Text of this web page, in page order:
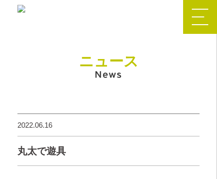
ニュース
2022.06.16
丸太で遊具